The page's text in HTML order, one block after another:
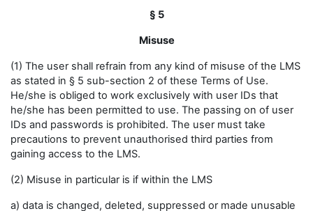
§ 5
Misuse
(1) The user shall refrain from any kind of misuse of the LMS
as stated in § 5 sub-section 2 of these Terms of Use.
He/she is obliged to work exclusively with user IDs that
he/she has been permitted to use. The passing on of user
IDs and passwords is prohibited. The user must take
precautions to prevent unauthorised third parties from
gaining access to the LMS.
(2) Misuse in particular is if within the LMS
a) data is changed, deleted, suppressed or made unusable